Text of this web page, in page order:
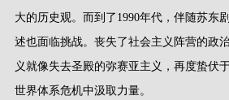
大的历史观。而到了 1990年代，伴随苏东
述也面临挑战。丧失了社会主义阵营的政
义就像失去圣殿的弥赛亚主义，再度蛰伏
世界体系危机中汲取力量。